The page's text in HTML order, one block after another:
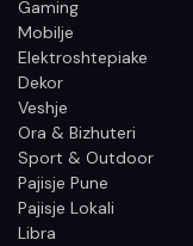
Gaming
Mobilje
Elektroshtepiake
Dekor
Veshje
Ora & Bizhuteri
Sport & Outdoor
Pajisje Pune
Pajisje Lokali
Libra